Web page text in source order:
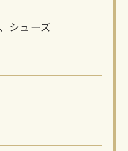
シューズ